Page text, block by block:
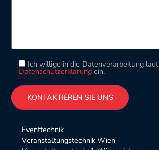
Ich willige in die Datenverarbeitung laut
Datenschutzerklärungein.
Please leave this field empty.
Eventtechnik
Veranstaltungstechnik Wien